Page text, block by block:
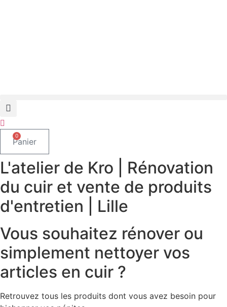
0
Panier
L'atelier de Kro | Rénovation
du cuir et vente de produits
d'entretien | Lille
Vous souhaitez rénover ou
simplement nettoyer vos
articles en cuir ?
Retrouvez tous les produits dont vous avez besoin pour